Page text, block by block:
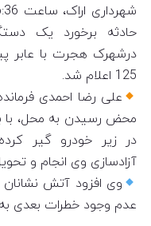
حادثه برخورد یک
درشهرک هجرت با عابر
125 اعلام شد.
علی رضا احمدی
محض رسیدن به محل، با
در زیر خودرو گیر
آزادسازی وی انجام و
وی افزود آتش نشانان
عدم وجود خطرات بعدی به